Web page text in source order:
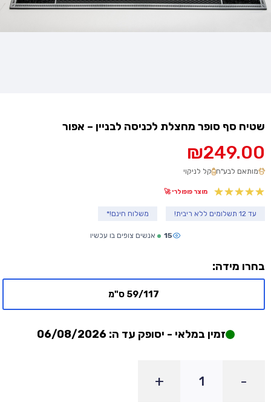
בחרו מידה:
59/117 ס"מ
זמין במלאי - יסופק עד ה: 06/08/2026
-
+
שטיח סף סופר מחצלת לכניסה לבניין – אפור
₪249.00
מותאם לבע"ח קל לניקוי
מוצר פופולרי 🚀
עד 12 תשלומים ללא ריבית! משלוח חינם!*
15 אנשים צופים בו עכשיו